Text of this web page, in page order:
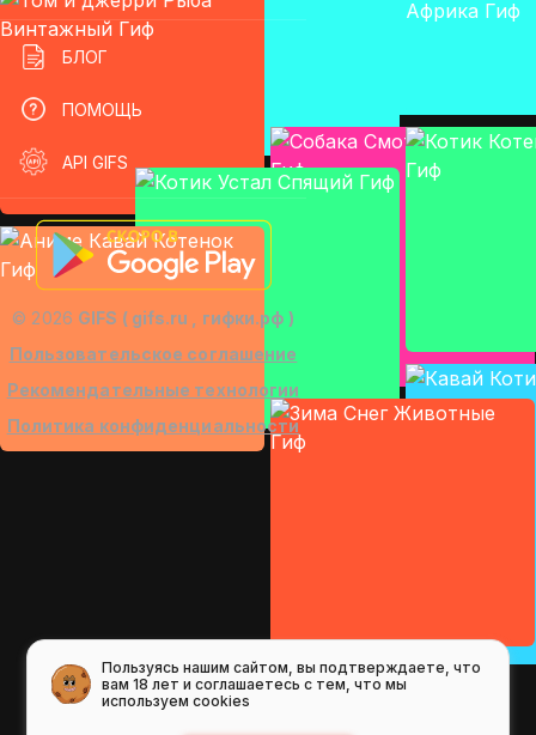
БЛОГ
ПОМОЩЬ
API GIFS
© 2026 GIFS ( gifs.ru , гифки.рф )
Пользовательское соглашение
Рекомендательные технологии
Политика конфиденциальности
Пользуясь нашим сайтом, вы подтверждаете, что
вам 18 лет и соглашаетесь с тем, что мы
используем cookies